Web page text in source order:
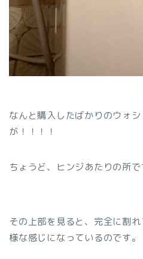
なんと購入したばかりのウォ
が！！！！
ちょうど、ヒンジあたりの所で
その上部を見ると、完全に割
様な感じになっているのです。